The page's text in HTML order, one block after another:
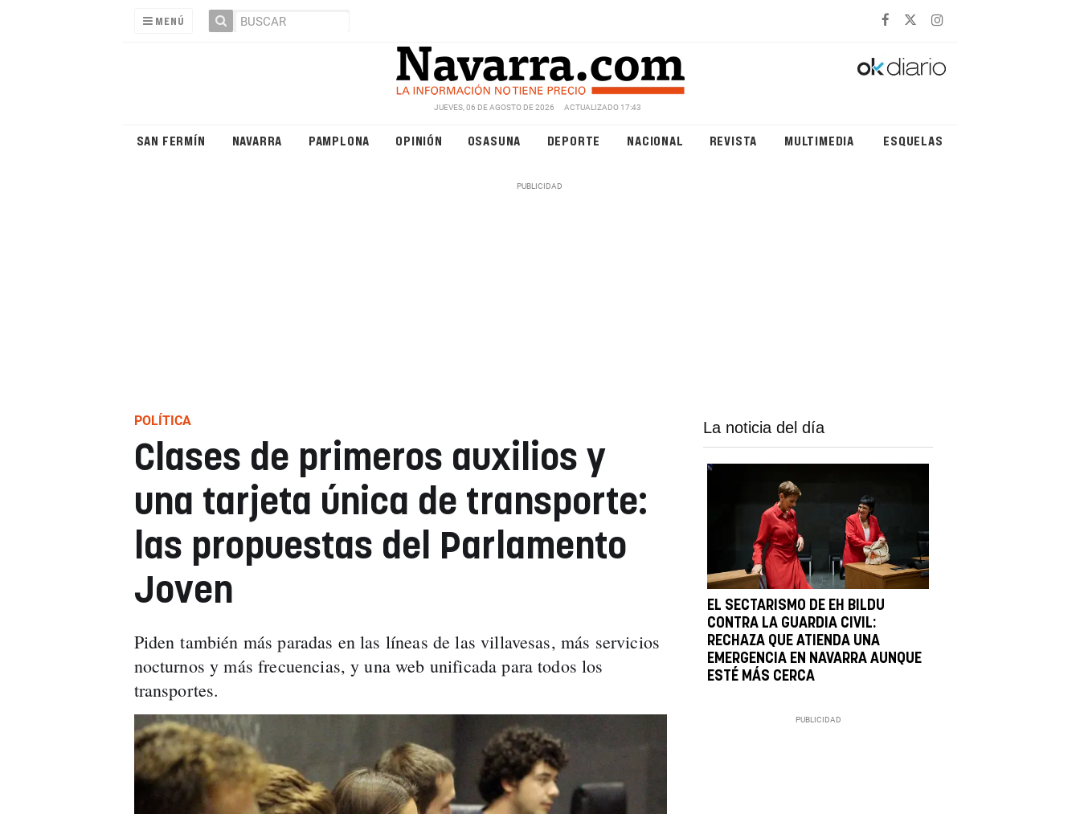
MENÚ
JUEVES, 06 DE AGOSTO DE 2026 ACTUALIZADO 17:43
SAN FERMÍN NAVARRA PAMPLONA OPINIÓN OSASUNA DEPORTE NACIONAL REVISTA MULTIMEDIA ESQUELAS
POLÍTICA
Clases de primeros auxilios y
una tarjeta única de transporte:
las propuestas del Parlamento
Joven
Piden también más paradas en las líneas de las villavesas, más servicios
nocturnos y más frecuencias, y una web unificada para todos los
transportes.
La noticia del día
EL SECTARISMO DE EH BILDU
CONTRA LA GUARDIA CIVIL:
RECHAZA QUE ATIENDA UNA
EMERGENCIA EN NAVARRA AUNQUE
ESTÉ MÁS CERCA